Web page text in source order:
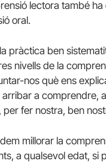
lectora també
oral.
pràctica ben
nivells de la
nos què ens
arribar a comprendre,
, per fer nostra, ben
millorar la
a qualsevol edat, si